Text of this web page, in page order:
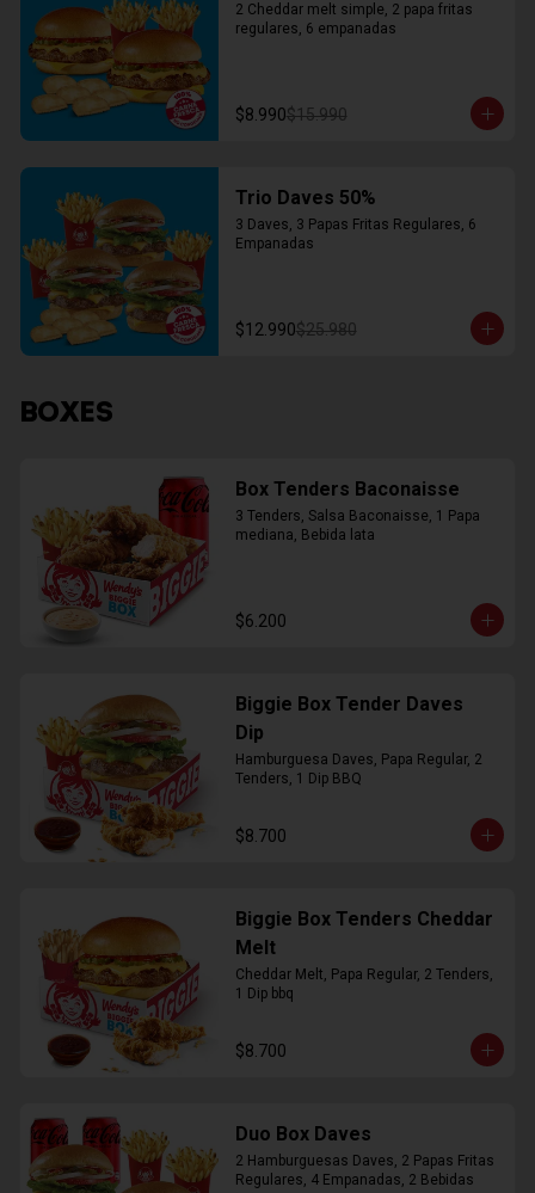
2 Cheddar melt simple, 2 papa fritas
regulares, 6 empanadas
$8.990$15.990
Trio Daves 50%
3 Daves, 3 Papas Fritas Regulares, 6
Empanadas
$12.990$25.980
BOXES
Box Tenders Baconaisse
3 Tenders, Salsa Baconaisse, 1 Papa
mediana, Bebida lata
$6.200
Biggie Box Tender Daves
Dip
Hamburguesa Daves, Papa Regular, 2
Tenders, 1 Dip BBQ
$8.700
Biggie Box Tenders Cheddar
Melt
Cheddar Melt, Papa Regular, 2 Tenders,
1 Dip bbq
$8.700
Duo Box Daves
2 Hamburguesas Daves, 2 Papas Fritas
Regulares, 4 Empanadas, 2 Bebidas